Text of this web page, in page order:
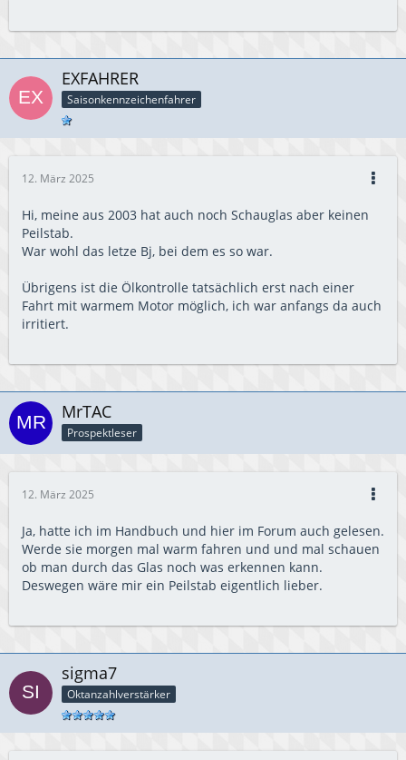
EXFAHRER
Saisonkennzeichenfahrer
12. März 2025
Hi, meine aus 2003 hat auch noch Schauglas aber keinen
Peilstab.
War wohl das letze Bj, bei dem es so war.
Übrigens ist die Ölkontrolle tatsächlich erst nach einer
Fahrt mit warmem Motor möglich, ich war anfangs da auch
irritiert.
MrTAC
Prospektleser
12. März 2025
Ja, hatte ich im Handbuch und hier im Forum auch gelesen.
Werde sie morgen mal warm fahren und und mal schauen
ob man durch das Glas noch was erkennen kann.
Deswegen wäre mir ein Peilstab eigentlich lieber.
sigma7
Oktanzahlverstärker